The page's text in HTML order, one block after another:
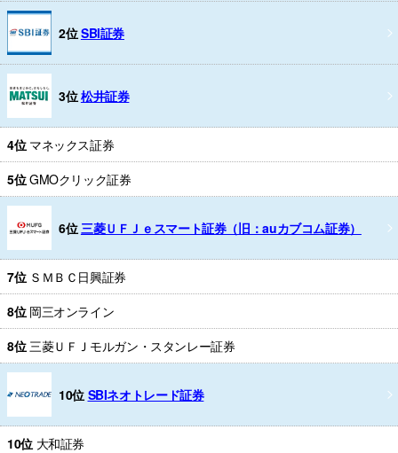
2位SBI証券
3位松井証券
4位 マネックス証券
5位GMOクリック証券
6位 三菱ＵＦＪｅスマート証券（旧：auカブコム証券）
7位 ＳＭＢＣ日興証券
8位 岡三オンライン
8位 三菱ＵＦＪモルガン・スタンレー証券
10位 SBIネオトレード証券
10位 大和証券